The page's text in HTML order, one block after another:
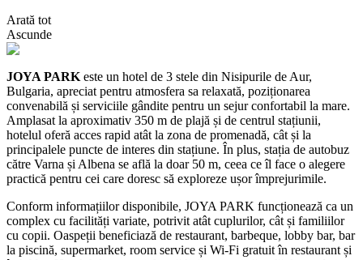
Arată tot
Ascunde
JOYA PARK este un hotel de 3 stele din Nisipurile de Aur,
Bulgaria, apreciat pentru atmosfera sa relaxată, poziționarea
convenabilă și serviciile gândite pentru un sejur confortabil la mare.
Amplasat la aproximativ 350 m de plajă și de centrul stațiunii,
hotelul oferă acces rapid atât la zona de promenadă, cât și la
principalele puncte de interes din stațiune. În plus, stația de autobuz
către Varna și Albena se află la doar 50 m, ceea ce îl face o alegere
practică pentru cei care doresc să exploreze ușor împrejurimile.
Conform informațiilor disponibile, JOYA PARK funcționează ca un
complex cu facilități variate, potrivit atât cuplurilor, cât și familiilor
cu copii. Oaspeții beneficiază de restaurant, barbeque, lobby bar, bar
la piscină, supermarket, room service și Wi-Fi gratuit în restaurant și